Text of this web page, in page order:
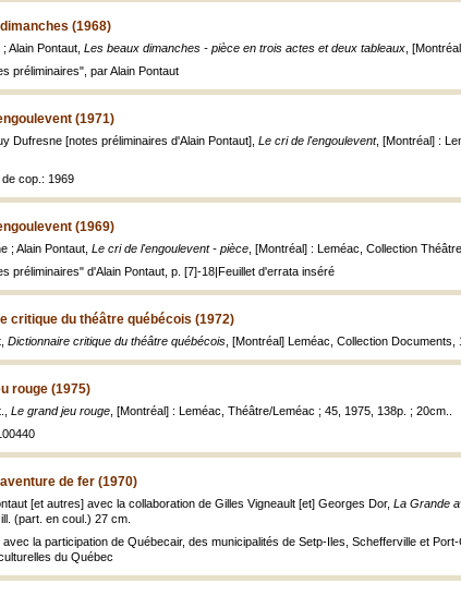
(1968)
Alain Pontaut, Les beaux dimanches - pièce en trois actes et deux tableaux ,
préliminaires", par Alain Pontaut
(1971)
Dufresne [notes préliminaires d'Alain Pontaut], Le cri de l'engoulevent, [Montréal] :
cop.: 1969
(1969)
; Alain Pontaut, Le cri de l'engoulevent - pièce , [Montréal] : Leméac, Collection
préliminaires" d'Alain Pontaut, p. [7]-18|Feuillet d'errata inséré
critique du théâtre québécois (1972)
Dictionnaire critique du théâtre québécois , [Montréal] Leméac, Collection Documents,
rouge (1975)
Le grand jeu rouge , [Montréal] : Leméac, Théâtre/Leméac ; 45, 1975, 138p. ; 20cm..
de fer (1970)
[et autres] avec la collaboration de Gilles Vigneault [et] Georges Dor, La Grande
(part. en coul.) 27 cm.
avec la participation de Québecair, des municipalités de Setp-Iles, Schefferville et
du Québec